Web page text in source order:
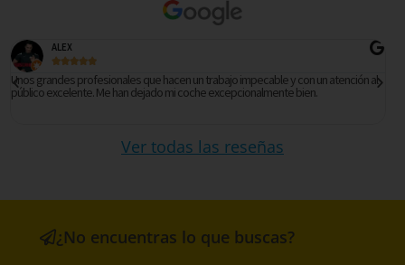
ALEX

Unos grandes profesionales que hacen un trabajo impecable y con un atención al
público excelente. Me han dejado mi coche excepcionalmente bien.
Ver todas las reseñas
¿No encuentras lo que buscas?